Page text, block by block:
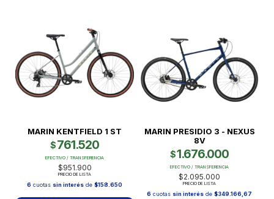
MARIN KENTFIELD 1 ST
$761.520
EFECTIVO / TRANSFERENCIA
$951.900
PRECIO DE LISTA
6 cuotas sin interés de $158.650
MARIN PRESIDIO 3 - NEXUS
8V
$1.676.000
EFECTIVO / TRANSFERENCIA
$2.095.000
PRECIO DE LISTA
6 cuotas sin interés de $349.166,67